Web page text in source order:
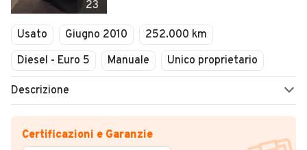
23
Usato Giugno 2010
252.000 km
Diesel - Euro 5
Manuale Unico proprietario
Descrizione
Certificazioni e Garanzie